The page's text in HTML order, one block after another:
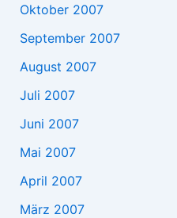
Oktober 2007
September 2007
August 2007
Juli 2007
Juni 2007
Mai 2007
April 2007
März 2007